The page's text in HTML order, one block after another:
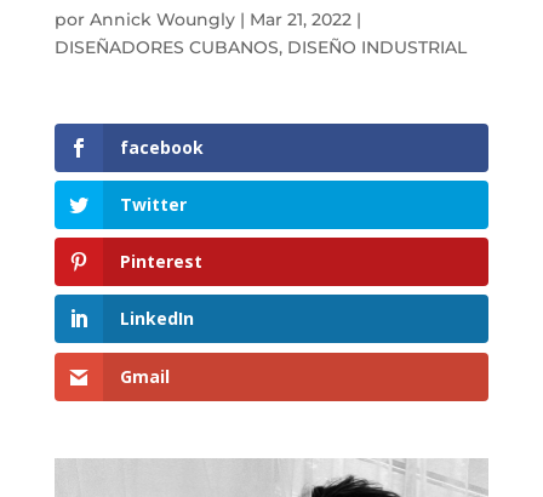
por Annick Woungly| Mar 21, 2022|
DISEÑADORES CUBANOS, DISEÑO INDUSTRIAL
facebook
Twitter
Pinterest
LinkedIn
Gmail